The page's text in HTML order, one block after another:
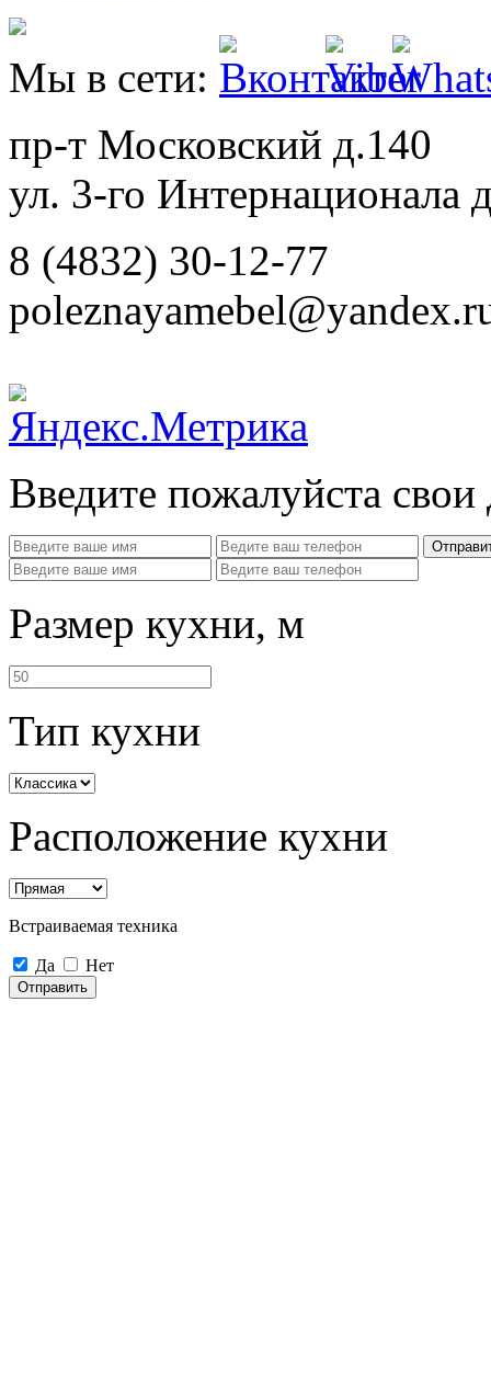
Мы в сети:
пр-т Московский д.140
ул. 3-го Интернационала
8 (4832) 30-12-77
Введите пожалуйста
Размер кухни, м
Тип кухни
Расположение кухни
Встраиваемая техника
Да Нет
Отправить